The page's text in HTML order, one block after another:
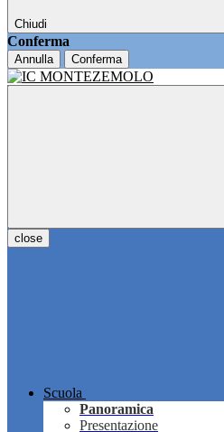
Chiudi
Conferma
Annulla Conferma
close
Scuola
Panoramica
Presentazione